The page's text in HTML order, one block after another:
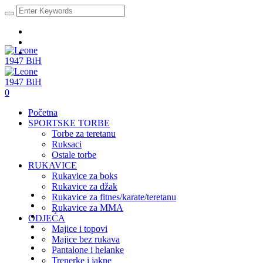
0
Početna
SPORTSKE TORBE
Torbe za teretanu
Ruksaci
Ostale torbe
RUKAVICE
Rukavice za boks
Rukavice za džak
Rukavice za fitnes/karate/teretanu
Rukavice za MMA
ODJEĆA
Majice i topovi
Majice bez rukava
Pantalone i helanke
Trenerke i jakne